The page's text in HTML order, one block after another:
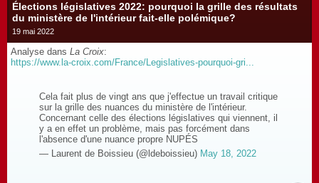
Élections législatives 2022: pourquoi la grille des résultats
du ministère de l'intérieur fait-elle polémique?
19 mai 2022
Analyse dans La Croix:
https://www.la-croix.com/France/Legislatives-pourquoi-gri...
Cela fait plus de vingt ans que j'effectue un travail critique
sur la grille des nuances du ministère de l'intérieur.
Concernant celle des élections législatives qui viennent, il
y a en effet un problème, mais pas forcément dans
l'absence d'une nuance propre NUPÉS
— Laurent de Boissieu (@ldeboissieu) May 18, 2022